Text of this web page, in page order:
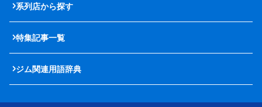
系列店から探す
特集記事一覧
ジム関連用語辞典